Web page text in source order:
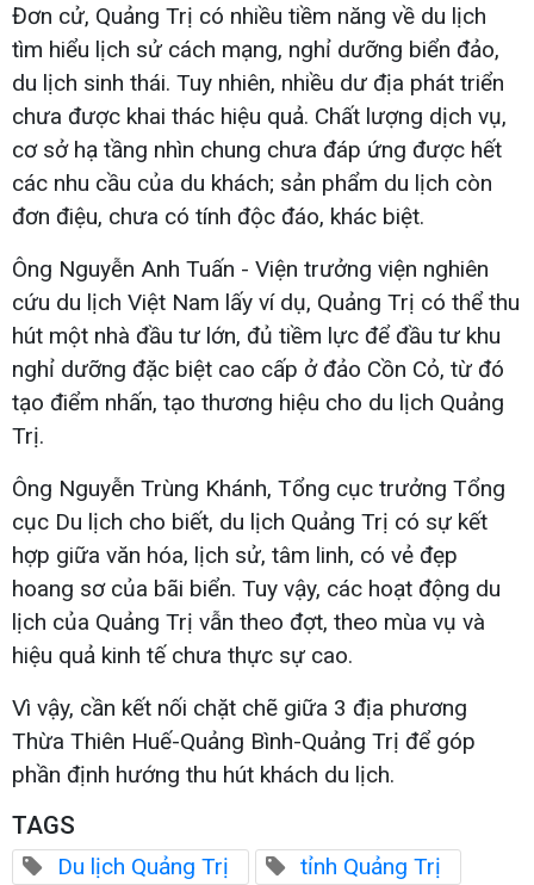
Đơn cử, Quảng Trị có nhiều tiềm năng về du lịch
tìm hiểu lịch sử cách mạng, nghỉ dưỡng biển đảo,
du lịch sinh thái. Tuy nhiên, nhiều dư địa phát triển
chưa được khai thác hiệu quả. Chất lượng dịch vụ,
cơ sở hạ tầng nhìn chung chưa đáp ứng được hết
các nhu cầu của du khách; sản phẩm du lịch còn
đơn điệu, chưa có tính độc đáo, khác biệt.
Ông Nguyễn Anh Tuấn - Viện trưởng viện nghiên
cứu du lịch Việt Nam lấy ví dụ, Quảng Trị có thể thu
hút một nhà đầu tư lớn, đủ tiềm lực để đầu tư khu
nghỉ dưỡng đặc biệt cao cấp ở đảo Cồn Cỏ, từ đó
tạo điểm nhấn, tạo thương hiệu cho du lịch Quảng
Trị.
Ông Nguyễn Trùng Khánh, Tổng cục trưởng Tổng
cục Du lịch cho biết, du lịch Quảng Trị có sự kết
hợp giữa văn hóa, lịch sử, tâm linh, có vẻ đẹp
hoang sơ của bãi biển. Tuy vậy, các hoạt động du
lịch của Quảng Trị vẫn theo đợt, theo mùa vụ và
hiệu quả kinh tế chưa thực sự cao.
Vì vậy, cần kết nối chặt chẽ giữa 3 địa phương
Thừa Thiên Huế-Quảng Bình-Quảng Trị để góp
phần định hướng thu hút khách du lịch.
TAGS
Du lịch Quảng Trị
tỉnh Quảng Trị